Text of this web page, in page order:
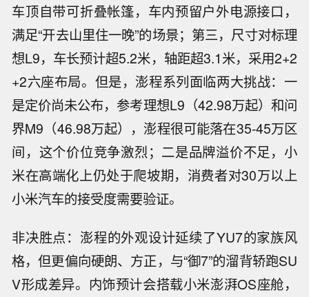
车顶自带可折叠帐篷，车内预留户外电源接口，
满足“开去山里住一晚”的场景；第三，尺寸对标理
想L9，车长预计超5.2米，轴距超3.1米，采用2+2
+2六座布局。但是，澎程系列面临两大挑战：一
是定价尚未公布，参考理想L9（42.98万起）和问
界M9（46.98万起），澎程很可能落在35-45万区
间，这个价位竞争激烈；二是品牌溢价不足，小
米在高端化上仍处于爬坡期，消费者对30万以上
小米汽车的接受度需要验证。
非决胜点：澎程的外观设计延续了YU7的家族风
格，但更偏向硬朗、方正，与“御7”的溜背轿跑SU
V形成差异。内饰预计会搭载小米澎湃OS座舱，